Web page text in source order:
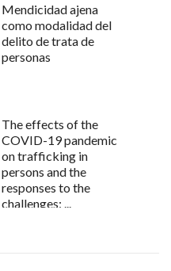
Mendicidad ajena
como modalidad del
delito de trata de
personas
The effects of the
COVID-19 pandemic
on trafficking in
persons and the
responses to the
challenges: ...